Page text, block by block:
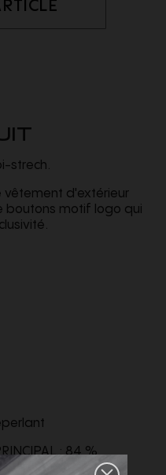
strech.
d'extérieur
boutons motif logo qui
: 84 %